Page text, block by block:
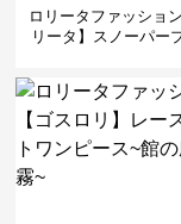
ロリータファッショ
リータ】スノーパー